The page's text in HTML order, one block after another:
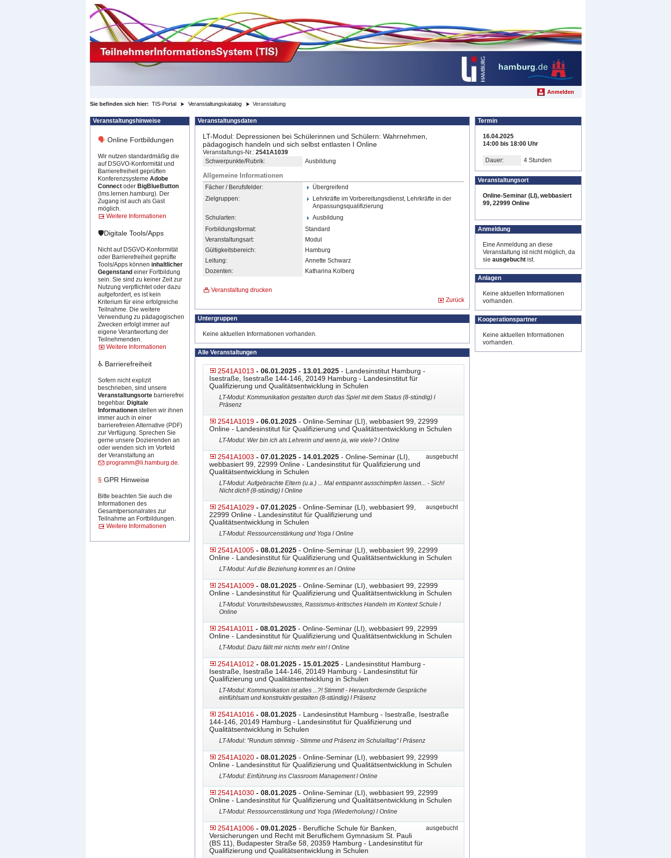
Anmelden
Sie befinden sich hier: TIS-Portal Veranstaltungskatalog Veranstaltung
Veranstaltungshinweise
🗣Online Fortbildungen
Wir nutzen standardmäßig die
auf DSGVO-Konformität und
Barrierefreiheit geprüften
Konferenzsysteme Adobe
Connect oderBigBlueButton
(lms.lernen.hamburg). Der
Zugang ist auch als Gast
möglich.
Weitere Informationen
🛡️Digitale Tools/Apps
Nicht auf DSGVO-Konformität
oder Barrierefreiheit geprüfte
Tools/Apps können inhaltlicher
Gegenstand einer Fortbildung
sein. Sie sind zu keiner Zeit zur
Nutzung verpflichtet oder dazu
aufgefordert, es ist kein
Kriterium für eine erfolgreiche
Teilnahme. Die weitere
Verwendung zu pädagogischen
Zwecken erfolgt immer auf
eigene Verantwortung der
Teilnehmenden.
Weitere Informationen
♿ Barrierefreiheit
Sofern nicht explizit
beschrieben, sind unsere
Veranstaltungsortebarrierefrei
begehbar. Digitale
Informationenstellen wir ihnen
immer auch in einer
barrierefreien Alternative (PDF)
zur Verfügung. Sprechen Sie
gerne unsere Dozierenden an
oder wenden sich im Vorfeld
der Veranstaltung an
programm@li.hamburg.de.
§ GPR Hinweise
Bitte beachten Sie auch die
Informationen des
Gesamtpersonalrates zur
Teilnahme an Fortbildungen.
Weitere Informationen
Veranstaltungsdaten
LT-Modul: Depressionen bei Schülerinnen und Schülern: Wahrnehmen,
pädagogisch handeln und sich selbst entlasten I Online
Veranstaltungs-Nr.: 2541A1039
Schwerpunkte/Rubrik:
Ausbildung
Allgemeine Informationen
Fächer / Berufsfelder:
Übergreifend
Zielgruppen:
Lehrkräfte im Vorbereitungsdienst, Lehrkräfte in der
Anpassungsqualifizierung
Schularten:
Ausbildung
Forbildungsformat:
Standard
Veranstaltungsart:
Modul
Gültigkeitsbereich:
Hamburg
Leitung:
Annette Schwarz
Dozenten:
Katharina Kolberg
Veranstaltung drucken
Zurück
Untergruppen
Keine aktuellen Informationen vorhanden.
Alle Veranstaltungen
2541A1013 - 06.01.2025 - 13.01.2025- Landesinstitut Hamburg -
Isestraße, Isestraße 144-146, 20149 Hamburg - Landesinstitut für
Qualifizierung und Qualitätsentwicklung in Schulen
LT-Modul: Kommunikation gestalten durch das Spiel mit dem Status (8-stündig) l
Präsenz
2541A1019 - 06.01.2025- Online-Seminar (LI), webbasiert 99, 22999
Online - Landesinstitut für Qualifizierung und Qualitätsentwicklung in Schulen
LT-Modul: Wer bin ich als Lehrerin und wenn ja, wie viele? l Online
2541A1003 - 07.01.2025 - 14.01.2025- Online-Seminar (LI),
webbasiert 99, 22999 Online - Landesinstitut für Qualifizierung und
Qualitätsentwicklung in Schulen
ausgebucht
LT-Modul: Aufgebrachte Eltern (u.a.) ... Mal entspannt ausschimpfen lassen... - Sich!
Nicht dich!! (8-stündig) l Online
2541A1029 - 07.01.2025- Online-Seminar (LI), webbasiert 99,
22999 Online - Landesinstitut für Qualifizierung und
Qualitätsentwicklung in Schulen
ausgebucht
LT-Modul: Ressourcenstärkung und Yoga l Online
2541A1005 - 08.01.2025- Online-Seminar (LI), webbasiert 99, 22999
Online - Landesinstitut für Qualifizierung und Qualitätsentwicklung in Schulen
LT-Modul: Auf die Beziehung kommt es an l Online
2541A1009 - 08.01.2025- Online-Seminar (LI), webbasiert 99, 22999
Online - Landesinstitut für Qualifizierung und Qualitätsentwicklung in Schulen
LT-Modul: Vorurteilsbewusstes, Rassismus-kritisches Handeln im Kontext Schule l
Online
2541A1011 - 08.01.2025- Online-Seminar (LI), webbasiert 99, 22999
Online - Landesinstitut für Qualifizierung und Qualitätsentwicklung in Schulen
LT-Modul: Dazu fällt mir nichts mehr ein! l Online
2541A1012 - 08.01.2025 - 15.01.2025- Landesinstitut Hamburg -
Isestraße, Isestraße 144-146, 20149 Hamburg - Landesinstitut für
Qualifizierung und Qualitätsentwicklung in Schulen
LT-Modul: Kommunikation ist alles ...?! Stimmt! - Herausfordernde Gespräche
einfühlsam und konstruktiv gestalten (8-stündig) l Präsenz
2541A1016 - 08.01.2025- Landesinstitut Hamburg - Isestraße, Isestraße
144-146, 20149 Hamburg - Landesinstitut für Qualifizierung und
Qualitätsentwicklung in Schulen
LT-Modul: "Rundum stimmig - Stimme und Präsenz im Schulalltag" l Präsenz
2541A1020 - 08.01.2025- Online-Seminar (LI), webbasiert 99, 22999
Online - Landesinstitut für Qualifizierung und Qualitätsentwicklung in Schulen
LT-Modul: Einführung ins Classroom Management l Online
2541A1030 - 08.01.2025- Online-Seminar (LI), webbasiert 99, 22999
Online - Landesinstitut für Qualifizierung und Qualitätsentwicklung in Schulen
LT-Modul: Ressourcenstärkung und Yoga (Wiederholung) l Online
2541A1006 - 09.01.2025- Berufliche Schule für Banken,
Versicherungen und Recht mit Beruflichem Gymnasium St. Pauli
(BS 11), Budapester Straße 58, 20359 Hamburg - Landesinstitut für
Qualifizierung und Qualitätsentwicklung in Schulen
ausgebucht
Termin
16.04.2025
14:00 bis 18:00 Uhr
Dauer: 4 Stunden
Veranstaltungsort
Online-Seminar (LI), webbasiert
99, 22999 Online
Anmeldung
Eine Anmeldung an diese
Veranstaltung ist nicht möglich, da
sie ausgebuchtist.
Anlagen
Keine aktuellen Informationen
vorhanden.
Kooperationspartner
Keine aktuellen Informationen
vorhanden.